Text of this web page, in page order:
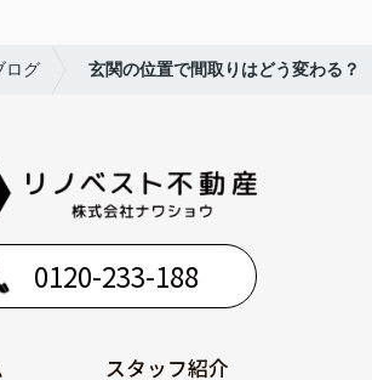
ログ 玄関の位置で間取りはどう変わる？
0120-233-188
スタッフ紹介